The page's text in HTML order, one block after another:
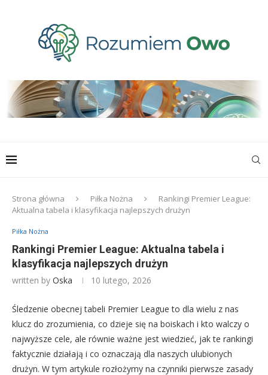
Strona główna Piłka Nożna
Rankingi Premier League:
Aktualna tabela i klasyfikacja najlepszych drużyn
Piłka Nożna
Rankingi Premier League: Aktualna tabela i
klasyfikacja najlepszych drużyn
written by Oska 10 lutego, 2026
Śledzenie obecnej tabeli Premier League to dla wielu z nas
klucz do zrozumienia, co dzieje się na boiskach i kto walczy o
najwyższe cele, ale równie ważne jest wiedzieć, jak te rankingi
faktycznie działają i co oznaczają dla naszych ulubionych
drużyn. W tym artykule rozłożymy na czynniki pierwsze zasady